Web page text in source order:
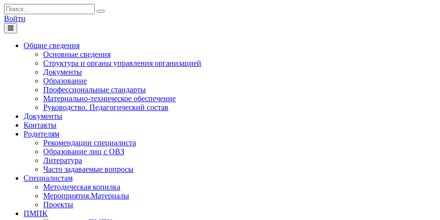
Войти
Toggle
navigation
Общие сведения
Основные сведения
Структура и органы управления организацией
Документы
Образование
Профессиональные стандарты
Материально-техническое обеспечение
Руководство. Педагогический состав
Документы
Контакты
Родителям
Рекомендации специалиста
Образование лиц с ОВЗ
Литература
Часто задаваемые вопросы
Специалистам
Методическая копилка
Мероприятия.Материалы
Проекты
ПМПК